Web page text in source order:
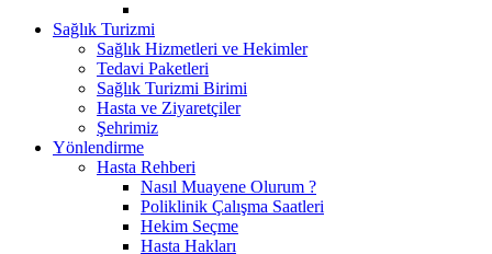
Sağlık Turizmi
Sağlık Hizmetleri ve Hekimler
Tedavi Paketleri
Sağlık Turizmi Birimi
Hasta ve Ziyaretçiler
Şehrimiz
Yönlendirme
Hasta Rehberi
Nasıl Muayene Olurum ?
Poliklinik Çalışma Saatleri
Hekim Seçme
Hasta Hakları